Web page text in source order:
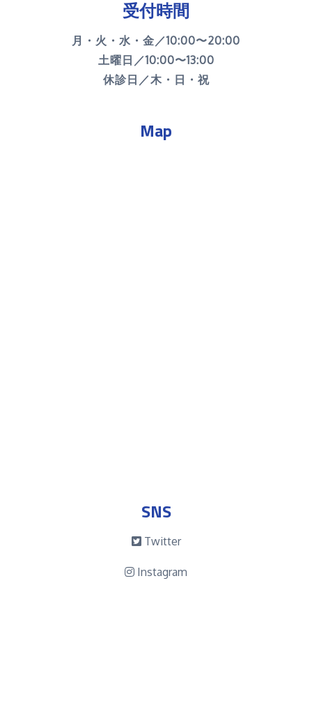
受付時間
月・火・水・金／10:00〜20:00
土曜日／10:00〜13:00
休診日／木・日・祝
Map
SNS
Twitter
Instagram